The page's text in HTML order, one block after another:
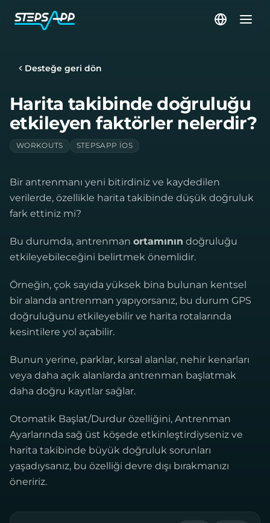
Desteğe geri dön
Harita takibinde doğruluğu
etkileyen faktörler nelerdir?
WORKOUTS STEPSAPP IOS
Bir antrenmanı yeni bitirdiniz ve kaydedilen
verilerde, özellikle harita takibinde düşük doğruluk
fark ettiniz mi?
Bu durumda, antrenman ortamının doğruluğu
etkileyebileceğini belirtmek önemlidir.
Örneğin, çok sayıda yüksek bina bulunan kentsel
bir alanda antrenman yapıyorsanız, bu durum GPS
doğruluğunu etkileyebilir ve harita rotalarında
kesintilere yol açabilir.
Bunun yerine, parklar, kırsal alanlar, nehir kenarları
veya daha açık alanlarda antrenman başlatmak
daha doğru kayıtlar sağlar.
Otomatik Başlat/Durdur özelliğini, Antrenman
Ayarlarında sağ üst köşede etkinleştirdiyseniz ve
harita takibinde büyük doğruluk sorunları
yaşadıysanız, bu özelliği devre dışı bırakmanızı
öneririz.